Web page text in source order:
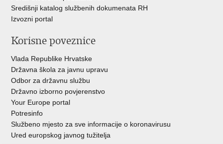
Središnji katalog službenih dokumenata RH
Izvozni portal
Korisne poveznice
Vlada Republike Hrvatske
Državna škola za javnu upravu
Odbor za državnu službu
Državno izborno povjerenstvo
Your Europe portal
Potresinfo
Službeno mjesto za sve informacije o koronavirusu
Ured europskog javnog tužitelja